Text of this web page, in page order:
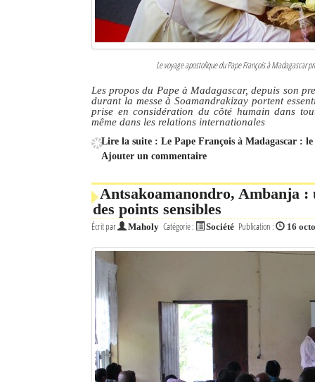
Le voyage apostolique du Pape François à Madagascar
Les propos du Pape à Madagascar, depuis son
durant la messe à Soamandrakizay portent
prise en considération du côté humain dans
même dans les relations internationales
Lire la suite : Le Pape François à Madagascar :
Ajouter un commentaire
Antsakoamanondro, Ambanja :
des points sensibles
Écrit par Maholy Catégorie : Société Publication : 16